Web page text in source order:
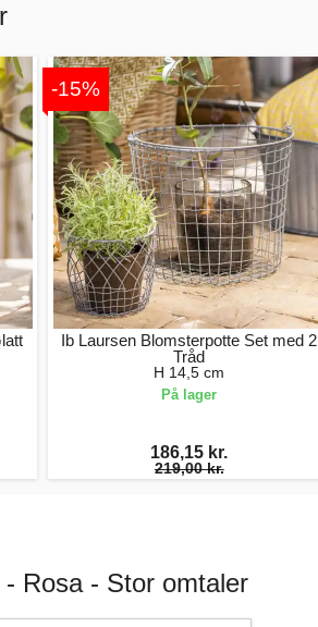
-15%
Ib Laursen Blomsterpotte Set med 2
Tråd
H 14,5 cm
På lager
186,15 kr.
219,00 kr.
Rosa - Stor omtaler